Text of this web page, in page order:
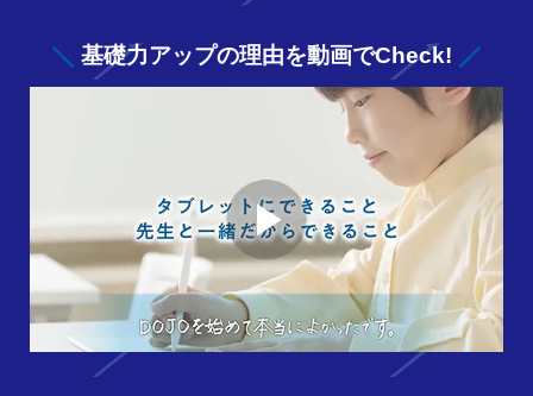
基礎力アップの理由を動画でCheck!